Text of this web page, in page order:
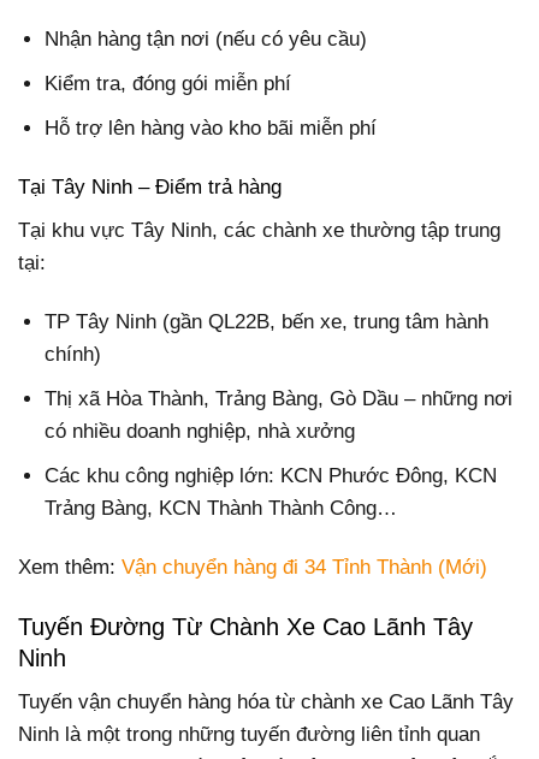
Nhận hàng tận nơi (nếu có yêu cầu)
Kiểm tra, đóng gói miễn phí
Hỗ trợ lên hàng vào kho bãi miễn phí
Tại Tây Ninh – Điểm trả hàng
Tại khu vực Tây Ninh, các chành xe thường tập trung
tại:
TP Tây Ninh (gần QL22B, bến xe, trung tâm hành
chính)
Thị xã Hòa Thành, Trảng Bàng, Gò Dầu – những nơi
có nhiều doanh nghiệp, nhà xưởng
Các khu công nghiệp lớn: KCN Phước Đông, KCN
Trảng Bàng, KCN Thành Thành Công…
Xem thêm: Vận chuyển hàng đi 34 Tỉnh Thành (Mới)
Tuyến Đường Từ Chành Xe Cao Lãnh Tây
Ninh
Tuyến vận chuyển hàng hóa từ chành xe Cao Lãnh Tây
Ninh là một trong những tuyến đường liên tỉnh quan